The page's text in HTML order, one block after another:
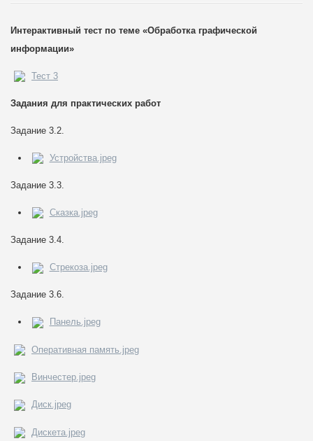
Интерактивный тест по теме «Обработка графической
информации»
Тест 3
Задания для практических работ
Задание 3.2.
Устройства.jpeg
Задание 3.3.
Сказка.jpeg
Задание 3.4.
Стрекоза.jpeg
Задание 3.6.
Панель.jpeg
Оперативная память.jpeg
Винчестер.jpeg
Диск.jpeg
Дискета.jpeg